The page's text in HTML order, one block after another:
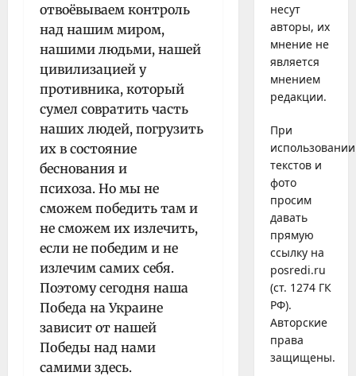
отвоёвываем контроль
над нашим миром,
нашими людьми, нашей
цивилизацией у
противника, который
сумел совратить часть
наших людей, погрузить
их в состояние
беснования и
психоза. Но мы не
сможем победить там и
не сможем их излечить,
если не победим и не
излечим самих себя.
Поэтому сегодня наша
Победа на Украине
зависит от нашей
Победы над нами
самими здесь.
несут
авторы, их
мнение не
является
мнением
редакции.
При
использовании
текстов и
фото
просим
давать
прямую
ссылку на
posredi.ru
(ст. 1274 ГК
РФ).
Авторские
права
защищены.